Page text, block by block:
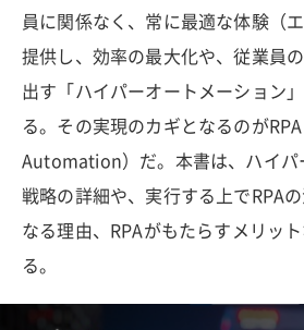
員に関係なく、常に最適な体験（
提供し、効率の最大化や、従業員
出す「ハイパーオートメーション
る。その実現のカギとなるのが
Automation）だ。本書は、ハイパ
戦略の詳細や、実行する上でRPA
なる理由、RPAがもたらすメリッ
る。